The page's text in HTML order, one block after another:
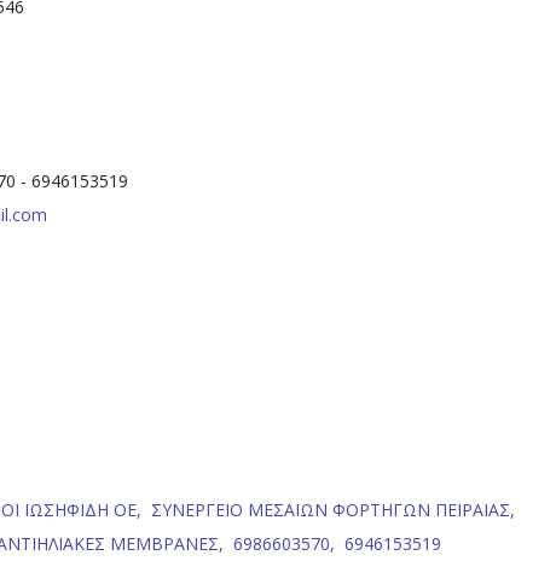
- 6946153519
ΙΩΣΗΦΙΔΗ ΟΕ, ΣΥΝΕΡΓΕΙΟ ΜΕΣΑΙΩΝ ΦΟΡΤΗΓΩΝ ΠΕΙΡΑΙΑΣ,
ΜΕΜΒΡΑΝΕΣ, 6986603570, 6946153519